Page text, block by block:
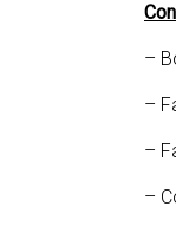
–
–
–
–